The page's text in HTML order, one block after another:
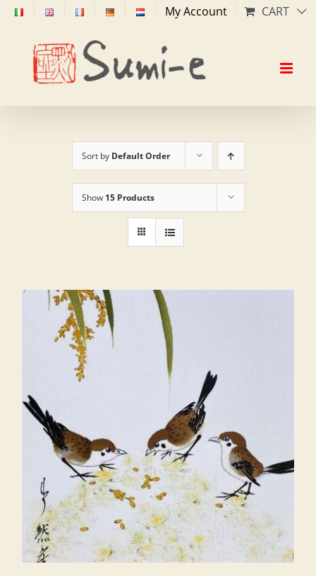
Skip
content
My Account CART
Sort by Default Order
Show 15 Products